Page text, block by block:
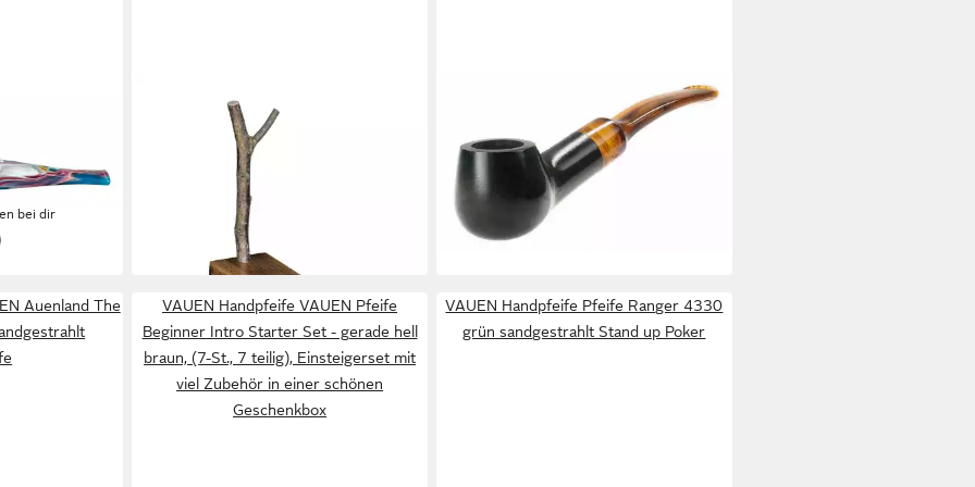
Limited
bei dir
Handpfeife Pfeifenständer für die
Auenland Pfeife das Original aus
Holz, Boden aus Eichenholz
lieferbar - in 7-9 Werktagen bei dir
Handpfeife kleine Pfeife Minni 6 grün
Bruyereholz - 9mm Filter - Made in
Germany, perfekt für den kurzen
Genussmoment und für unterwegs
89,99 €
lieferbar - in 5-6 Werktagen bei dir
Auenland The
VAUEN Handpfeife VAUEN Pfeife
Beginner Intro Starter Set - gerade hell
braun, (7-St., 7 teilig), Einsteigerset mit
viel Zubehör in einer schönen
Geschenkbox
VAUEN Handpfeife Pfeife Ranger 4330
grün sandgestrahlt Stand up Poker